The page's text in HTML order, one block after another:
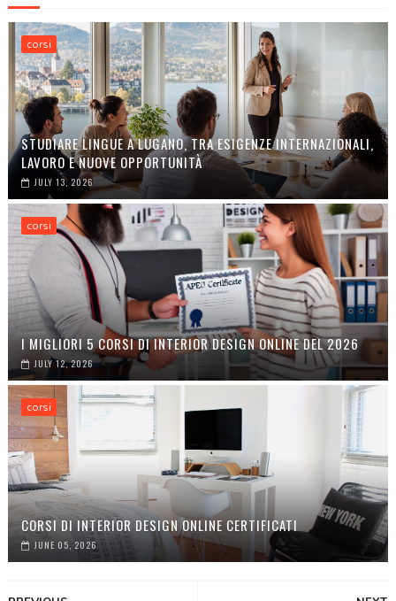
corsi
STUDIARE LINGUE A LUGANO, TRA ESIGENZE INTERNAZIONALI,
LAVORO E NUOVE OPPORTUNITÀ
JULY 13, 2026
corsi
I MIGLIORI 5 CORSI DI INTERIOR DESIGN ONLINE DEL 2026
JULY 12, 2026
corsi
CORSI DI INTERIOR DESIGN ONLINE CERTIFICATI
JUNE 05, 2026